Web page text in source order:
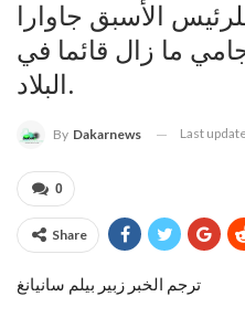
الأسبق جاوارا
ما زال قائما في
البلاد.
By Dakarnews Last
0
Share
ترجم الخبر زبير بيلم سانيانغ